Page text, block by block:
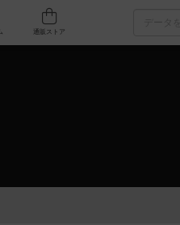
人気ボードゲーム